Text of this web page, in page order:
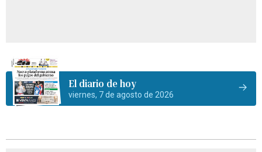
El diario de hoy
viernes, 7 de agosto de 2026